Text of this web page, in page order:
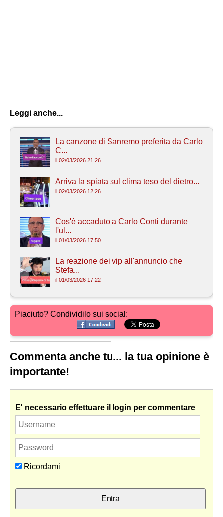
Leggi anche...
La canzone di Sanremo preferita da Carlo
C...
il 02/03/2026 21:26
Arriva la spiata sul clima teso del dietro...
il 02/03/2026 12:26
Cos'è accaduto a Carlo Conti durante
l'ul...
il 01/03/2026 17:50
La reazione dei vip all'annuncio che
Stefa...
il 01/03/2026 17:22
Piaciuto? Condividilo sui social:
Commenta anche tu... la tua opinione è
importante!
E' necessario effettuare il login per commentare
Ricordami